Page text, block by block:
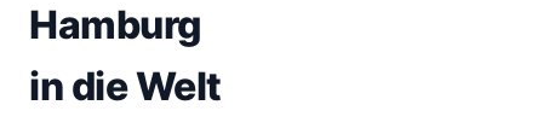
Hamburg
in die Welt